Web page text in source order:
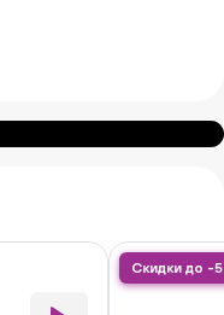
Скидки до -